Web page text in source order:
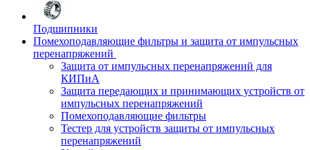
Подшипники
Помехоподавляющие фильтры и защита от импульсных
перенапряжений
Защита от импульсных перенапряжений для
КИПиА
Защита передающих и принимающих устройств от
импульсных перенапряжений
Помехоподавляющие фильтры
Тестер для устройств защиты от импульсных
перенапряжений